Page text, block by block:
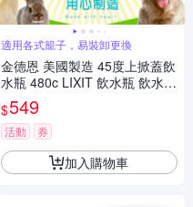
適用各式籠子，易裝卸更換
金德恩 美國製造 45度上掀蓋飲
水瓶 480c LIXIT 飲水瓶 飲水器
寵物飲水器 掀蓋飲水瓶 45度
$549
活動 券
加入購物車